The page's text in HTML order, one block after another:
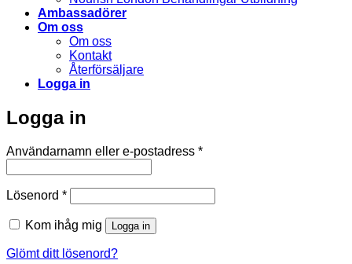
Ambassadörer
Om oss
Om oss
Kontakt
Återförsäljare
Logga in
Logga in
Användarnamn eller e-postadress *Obligatoriskt
Lösenord *Obligatoriskt
Kom ihåg mig Logga in
Glömt ditt lösenord?